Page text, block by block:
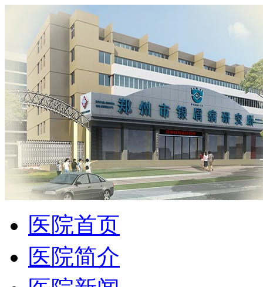
医院首页
医院简介